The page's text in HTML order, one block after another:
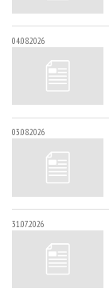
04.08.2026
03.08.2026
31.07.2026